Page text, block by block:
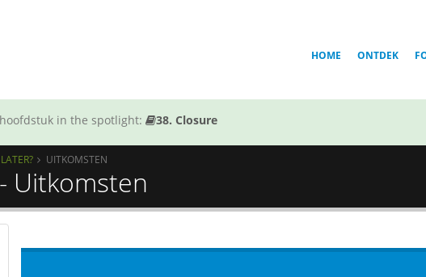
HOME ONTDEK
in the spotlight: 38. Closure
UITKOMSTEN
Uitkomsten